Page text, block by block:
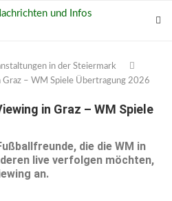
in der Steiermark
Graz – WM Spiele Übertragung 2026
in Graz – WM Spiele
die die WM in
live verfolgen möchten,
an.